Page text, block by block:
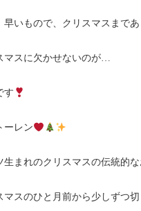
早いもので、クリスマスまで
マスに欠かせないのが…
す
ーレン
生まれのクリスマスの伝統的
マスのひと月前から少しずつ